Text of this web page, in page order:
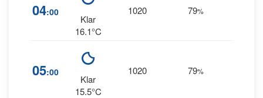
04:00
Klar
16.1°C
1020 79%
05:00
Klar
15.5°C
1020 79%